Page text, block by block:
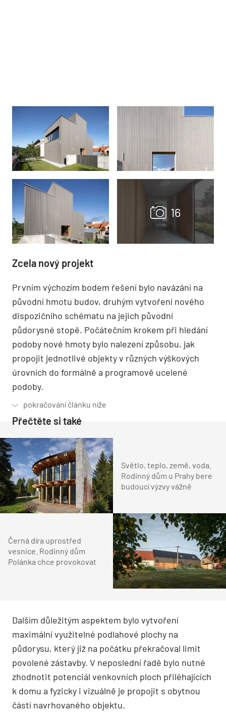
Zcela nový projekt
Prvním výchozím bodem řešení bylo navázání na
původní hmotu budov, druhým vytvoření nového
dispozičního schématu na jejich původní
půdorysné stopě. Počátečním krokem při hledání
podoby nové hmoty bylo nalezení způsobu, jak
propojit jednotlivé objekty v různých výškových
úrovních do formálně a programově ucelené
podoby.
Přečtěte si také
Světlo, teplo, země, voda.
Rodinný dům u Prahy bere
budoucí výzvy vážně
Černá díra uprostřed
vesnice. Rodinný dům
Polánka chce provokovat
Dalším důležitým aspektem bylo vytvoření
maximální využitelné podlahové plochy na
půdorysu, který již na počátku překračoval limit
povolené zástavby. V neposlední řadě bylo nutné
zhodnotit potenciál venkovních ploch přiléhajících
k domu a fyzicky i vizuálně je propojit s obytnou
částí navrhovaného objektu.